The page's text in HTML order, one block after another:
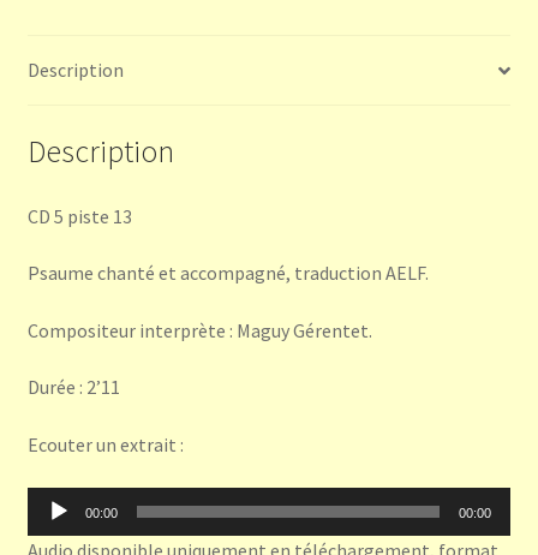
-
téléchargeable
Description
Description
CD 5 piste 13
Psaume chanté et accompagné, traduction AELF.
Compositeur interprète : Maguy Gérentet.
Durée : 2’11
Ecouter un extrait :
Lecteur
audio
00:00 00:00
Audio disponible uniquement en téléchargement, format